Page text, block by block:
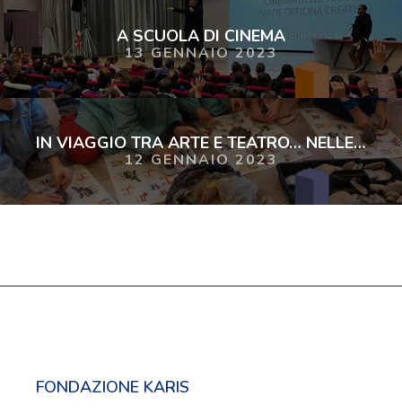
A SCUOLA DI CINEMA
13 GENNAIO 2023
IN VIAGGIO TRA ARTE E TEATRO… NELLE FIABE
12 GENNAIO 2023
FONDAZIONE KARIS